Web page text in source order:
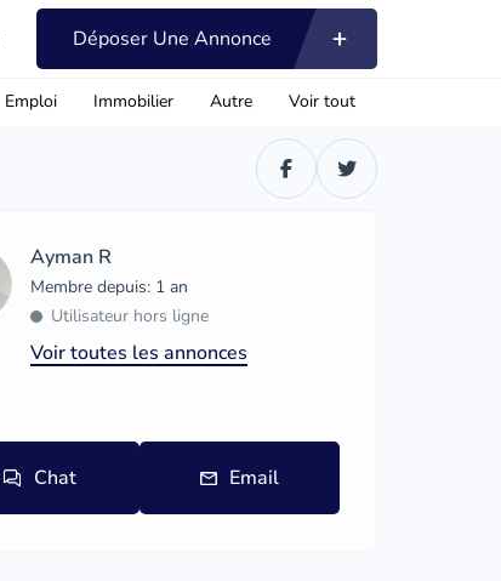
Déposer Une Annonce
Emploi Immobilier Autre Voir tout
Ayman R
Membre depuis: 1 an
Utilisateur hors ligne
Voir toutes les annonces
Chat Email